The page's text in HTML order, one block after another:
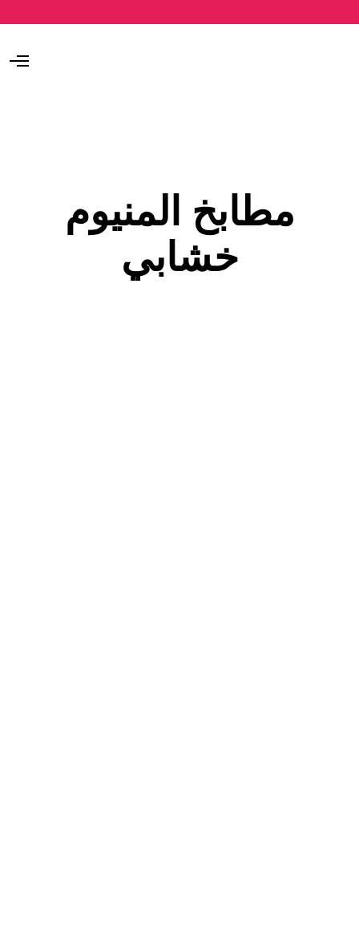
O
مطابخ المنيوم
خشابي